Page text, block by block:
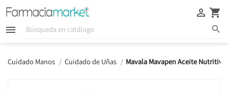
  
 
Cuidado Manos Cuidado de Uñas Mavala Mavapen Aceite